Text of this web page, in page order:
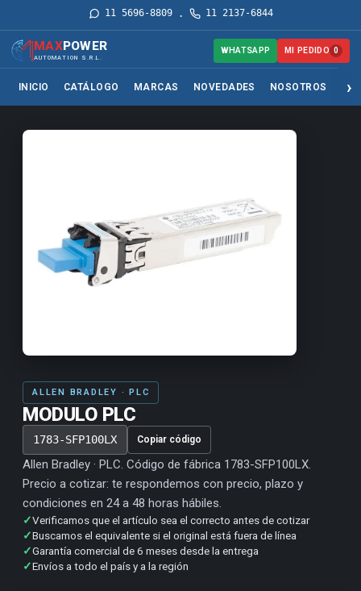
11 5696-8809· 11 2137-6844
MAXPOWER
AUTOMATION S.R.L.
INICIO CATÁLOGO MARCAS NOVEDADES NOSOTROS
WHATSAPP MI PEDIDO 0
ALLEN BRADLEY · PLC
MODULO PLC
1783-SFP100LX Copiar código
Allen Bradley · PLC. Código de fábrica 1783-SFP100LX.
Precio a cotizar: te respondemos con precio, plazo y
condiciones en 24 a 48 horas hábiles.
✓Verificamos que el artículo sea el correcto antes de cotizar
✓Buscamos el equivalente si el original está fuera de línea
✓Garantía comercial de 6 meses desde la entrega
✓Envíos a todo el país y a la región